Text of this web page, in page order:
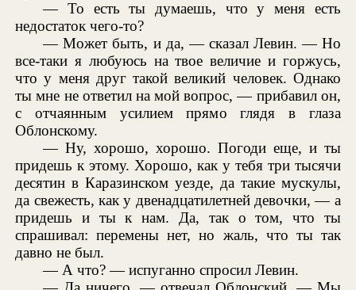
— То есть ты думаешь, что у меня есть
недостаток чего-то?
— Может быть, и да, — сказал Левин. — Но
все-таки я любуюсь на твое величие и горжусь,
что у меня друг такой великий человек. Однако
ты мне не ответил на мой вопрос, — прибавил он,
с отчаянным усилием прямо глядя в глаза
Облонскому.
— Ну, хорошо, хорошо. Погоди еще, и ты
придешь к этому. Хорошо, как у тебя три тысячи
десятин в Каразинском уезде, да такие мускулы,
да свежесть, как у двенадцатилетней девочки, — а
придешь и ты к нам. Да, так о том, что ты
спрашивал: перемены нет, но жаль, что ты так
давно не был.
— А что? — испуганно спросил Левин.